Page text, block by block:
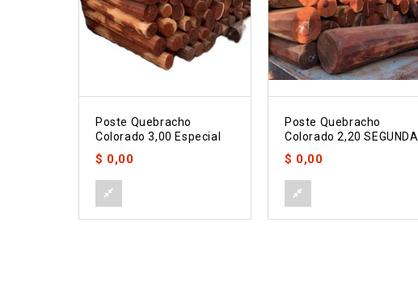
Poste Quebracho
Colorado 3,00 Especial
$ 0,00
Poste Quebracho
Colorado 2,20 SEGUNDA
$ 0,00